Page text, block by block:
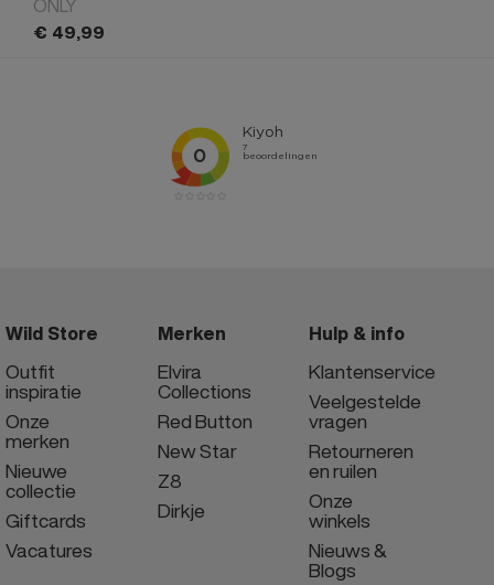
€ 49,99
Wild Store
Outfit
inspiratie
Onze
merken
Nieuwe
collectie
Giftcards
Vacatures
Merken
Elvira
Collections
Red Button
New Star
Z8
Dirkje
Hulp & info
Klantenservice
Veelgestelde
vragen
Retourneren
en ruilen
Onze
winkels
Nieuws &
Blogs